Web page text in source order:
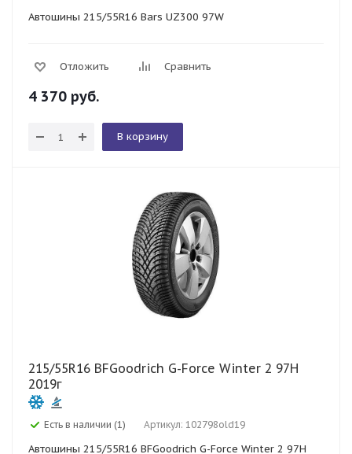
Автошины 215/55R16 Bars UZ300 97W
Отложить Сравнить
4 370 руб.
В корзину
215/55R16 BFGoodrich G-Force Winter 2 97H
2019г
Есть в наличии (1) Артикул: 102798old19
Автошины 215/55R16 BFGoodrich G-Force Winter 2 97H